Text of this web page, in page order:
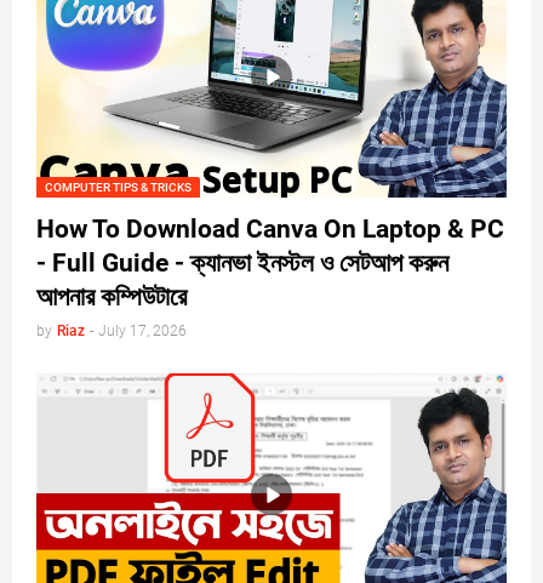
COMPUTER TIPS & TRICKS
How To Download Canva On Laptop & PC
- Full Guide - ক্যানভা ইনস্টল ও সেটআপ করুন
আপনার কম্পিউটারে
by Riaz - July 17, 2026